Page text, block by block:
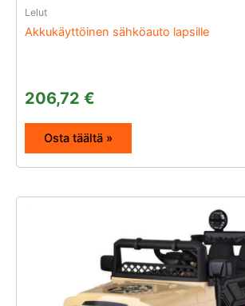
Lelut
Akkukäyttöinen sähköauto lapsille
206,72 €
Osta täältä »